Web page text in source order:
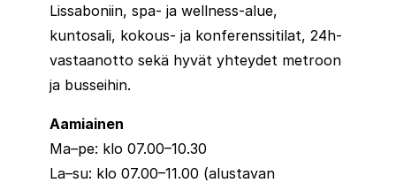
Lissaboniin, spa- ja wellness-alue,
kuntosali, kokous- ja konferenssitilat, 24h-
vastaanotto sekä hyvät yhteydet metroon
ja busseihin.
Aamiainen
Ma–pe: klo 07.00–10.30
La–su: klo 07.00–11.00 (alustavan